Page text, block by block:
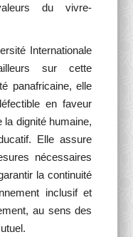
du vivre-
Internationale
sur cette
panafricaine, elle
en faveur
dignité humaine,
Elle assure
nécessaires
la continuité
inclusif et
au sens des